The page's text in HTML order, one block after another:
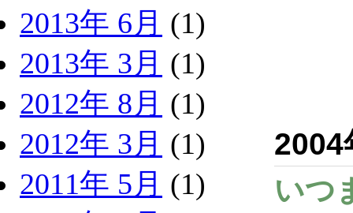
2013年 6月 (1)
2013年 3月 (1)
2012年 8月 (1)
2012年 3月 (1)
2011年 5月 (1)
2004
いつ